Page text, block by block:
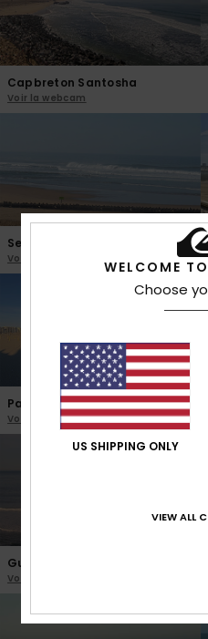
Capbreton Santosha
Voir la webcam
Seignosse
Voir la webcam
Palavas les Flots
Voir la webcam
Guethary Parlementia
Voir la webcam
WELCOME
Choose
US SHIPPING ONLY
VIEW ALL